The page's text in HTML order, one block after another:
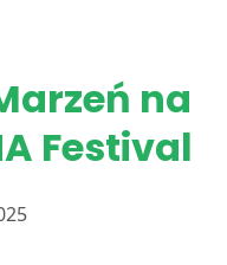
na
Festival